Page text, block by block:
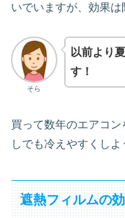
いでいますが、効果は
そら
以前より
す！
買って数年のエアコ
しでも冷えやすくしよ
遮熱フィルムの